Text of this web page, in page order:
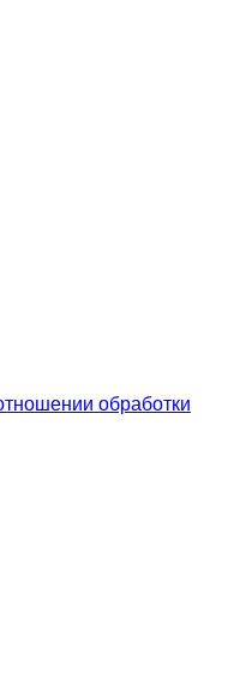
обработки